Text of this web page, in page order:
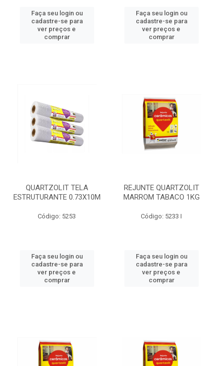
Faça seu login ou
cadastre-se para
ver preços e
comprar
Faça seu login ou
cadastre-se para
ver preços e
comprar
QUARTZOLIT TELA
ESTRUTURANTE 0.73X10M
Código: 5253
Faça seu login ou
cadastre-se para
ver preços e
comprar
REJUNTE QUARTZOLIT
MARROM TABACO 1KG
Código: 5233 I
Faça seu login ou
cadastre-se para
ver preços e
comprar